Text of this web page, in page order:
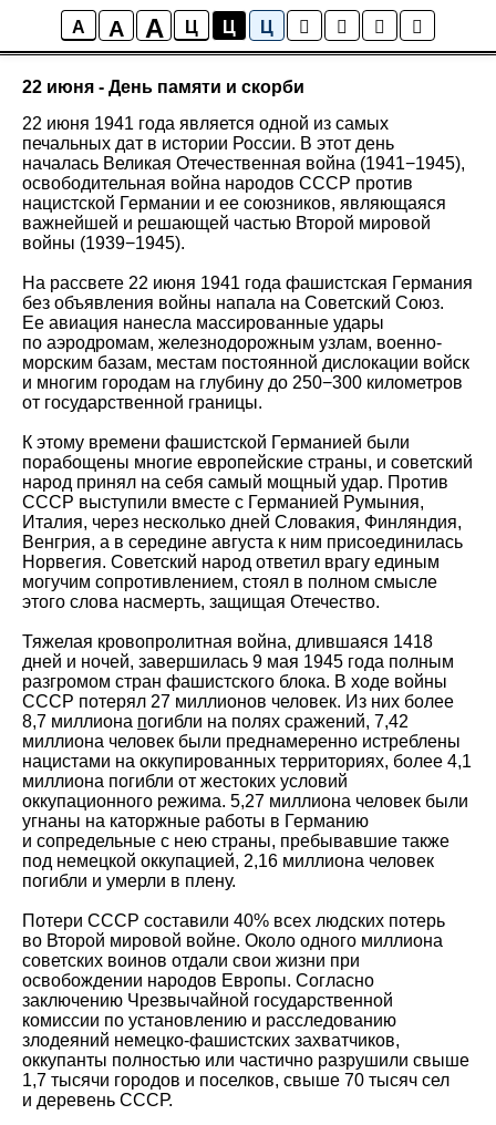
A A A Ц Ц Ц
Новости
22 июня - День памяти и скорби
22 июня 1941 года является одной из самых
печальных дат в истории России. В этот день
началась Великая Отечественная война (1941−1945),
освободительная война народов СССР против
нацистской Германии и ее союзников, являющаяся
важнейшей и решающей частью Второй мировой
войны (1939−1945).
На рассвете 22 июня 1941 года фашистская Германия
без объявления войны напала на Советский Союз.
Ее авиация нанесла массированные удары
по аэродромам, железнодорожным узлам, военно-
морским базам, местам постоянной дислокации войск
и многим городам на глубину до 250−300 километров
от государственной границы.
К этому времени фашистской Германией были
порабощены многие европейские страны, и советский
народ принял на себя самый мощный удар. Против
СССР выступили вместе с Германией Румыния,
Италия, через несколько дней Словакия, Финляндия,
Венгрия, а в середине августа к ним присоединилась
Норвегия. Советский народ ответил врагу единым
могучим сопротивлением, стоял в полном смысле
этого слова насмерть, защищая Отечество.
Тяжелая кровопролитная война, длившаяся 1418
дней и ночей, завершилась 9 мая 1945 года полным
разгромом стран фашистского блока. В ходе войны
СССР потерял 27 миллионов человек. Из них более
8,7 миллиона погибли на полях сражений, 7,42
миллиона человек были преднамеренно истреблены
нацистами на оккупированных территориях, более 4,1
миллиона погибли от жестоких условий
оккупационного режима. 5,27 миллиона человек были
угнаны на каторжные работы в Германию
и сопредельные с нею страны, пребывавшие также
под немецкой оккупацией, 2,16 миллиона человек
погибли и умерли в плену.
Потери СССР составили 40% всех людских потерь
во Второй мировой войне. Около одного миллиона
советских воинов отдали свои жизни при
освобождении народов Европы. Согласно
заключению Чрезвычайной государственной
комиссии по установлению и расследованию
злодеяний немецко-фашистских захватчиков,
оккупанты полностью или частично разрушили свыше
1,7 тысячи городов и поселков, свыше 70 тысяч сел
и деревень СССР.